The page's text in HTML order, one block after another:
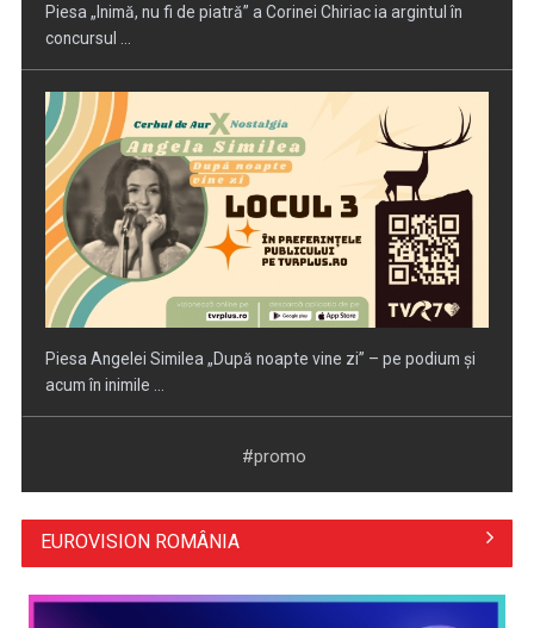
Piesa Angelei Similea „După noapte vine zi” – pe podium şi
acum în inimile ...
Anda Călugăreanu cu „N-am noroc” – a cincea cea mai
votată piesă în ...
#promo
EUROVISION ROMÂNIA